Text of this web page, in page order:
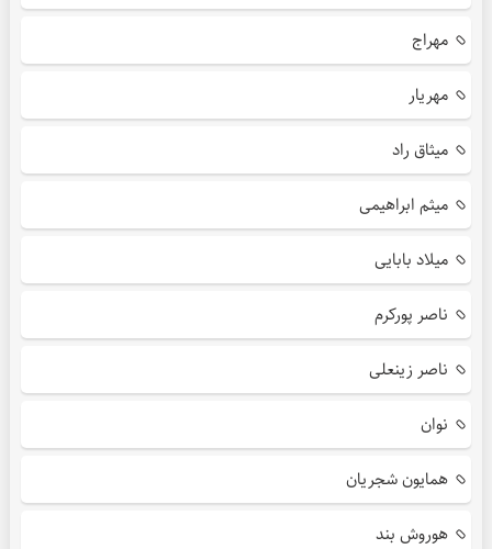
مهراج
مهریار
میثاق راد
میثم ابراهیمی
میلاد بابایی
ناصر پورکرم
ناصر زینعلی
نوان
همایون شجریان
هوروش بند